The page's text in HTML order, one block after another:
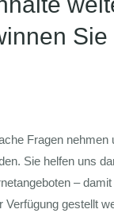
Die Werte-